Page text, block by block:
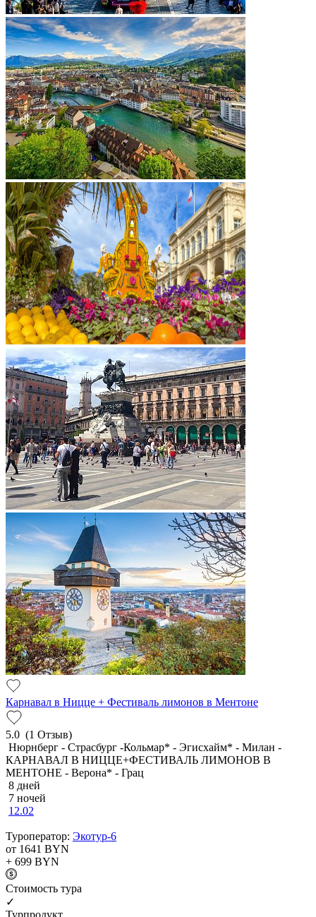
Карнавал в Ницце + Фестиваль лимонов в Ментоне
5.0 (1 Отзыв)
Нюрнберг - Страсбург -Кольмар* - Эгисхайм* - Милан -
КАРНАВАЛ В НИЦЦЕ+ФЕСТИВАЛЬ ЛИМОНОВ В
МЕНТОНЕ - Верона* - Грац
8 дней
7 ночей
12.02
Туроператор: Экотур-6
от 1641 BYN
+ 699 BYN
Cтоимость тура
✓
Турпродукт